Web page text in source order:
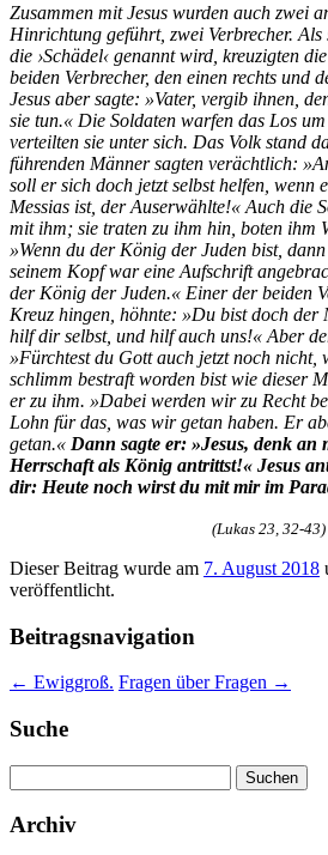
Zusammen mit Jesus wurden auch zwei
Hinrichtung geführt, zwei Verbrecher. Als
die ›Schädel‹ genannt wird, kreuzigten
beiden Verbrecher, den einen rechts und
Jesus aber sagte: »Vater, vergib ihnen,
sie tun.« Die Soldaten warfen das Los
verteilten sie unter sich. Das Volk stand
führenden Männer sagten verächtlich:
soll er sich doch jetzt selbst helfen, wenn
Messias ist, der Auserwählte!« Auch die
mit ihm; sie traten zu ihm hin, boten ihm
»Wenn du der König der Juden bist,
seinem Kopf war eine Aufschrift
der König der Juden.« Einer der beiden
Kreuz hingen, höhnte: »Du bist doch der
hilf dir selbst, und hilf auch uns!« Aber
»Fürchtest du Gott auch jetzt noch nicht,
schlimm bestraft worden bist wie dieser
er zu ihm. »Dabei werden wir zu Recht
Lohn für das, was wir getan haben. Er
getan.« Dann sagte er: »Jesus, denk an
Herrschaft als König antrittst!« Jesus
dir: Heute noch wirst du mit mir im
(Lukas 23, 32-43)
Dieser Beitrag wurde am 7. August 2018
veröffentlicht.
Beitragsnavigation
← Ewiggroß. Fragen über Fragen →
Suche
nach:
Archiv